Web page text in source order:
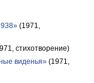
(1971,
стихотворение)
виденья» (1971,